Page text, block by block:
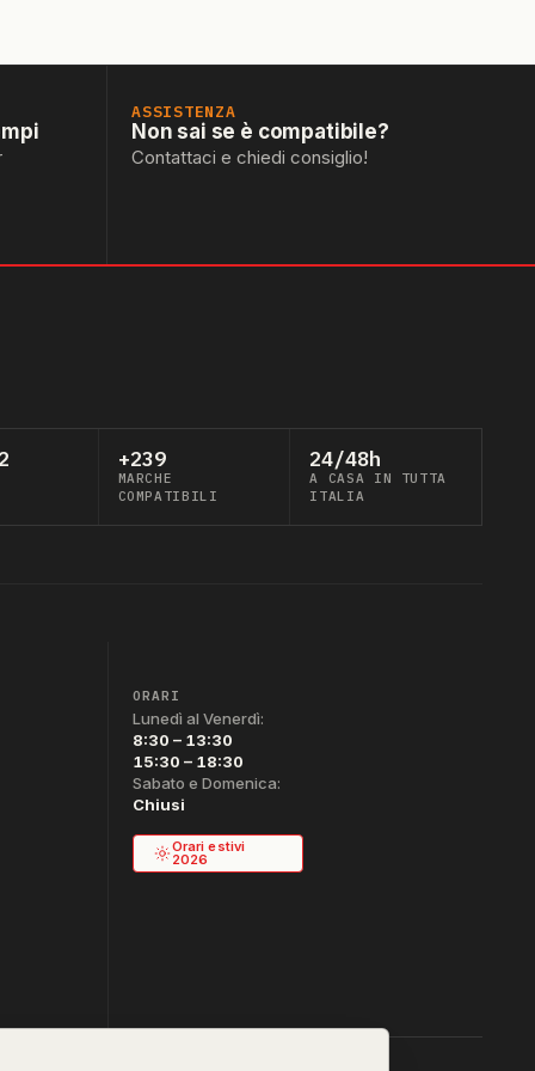
ASSISTENZA
Non sai se è compatibile?
Contattaci e chiedi consiglio!
+239
MARCHE
COMPATIBILI
24/48h
A CASA IN TUTTA
ITALIA
ORARI
Lunedì al Venerdì:
8:30 – 13:30
15:30 – 18:30
Sabato e Domenica:
Chiusi
Orari estivi
2026